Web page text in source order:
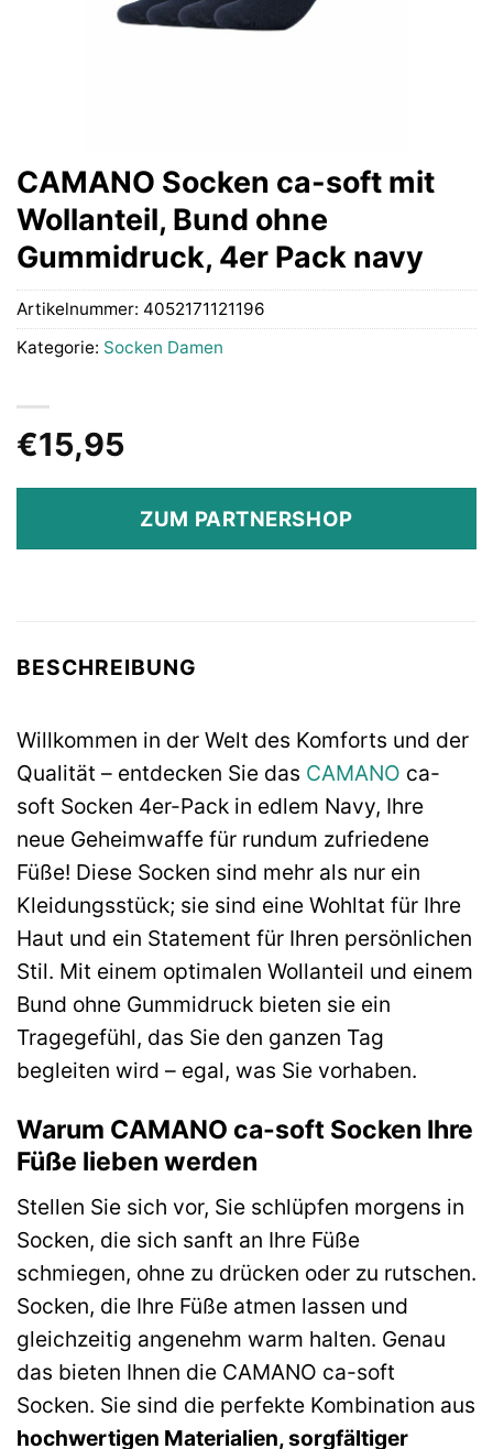
CAMANO Socken ca-soft mit
Wollanteil, Bund ohne
Gummidruck, 4er Pack navy
€15,95
ZUM PARTNERSHOP
Artikelnummer: 4052171121196
Kategorie: Socken Damen
BESCHREIBUNG
Willkommen in der Welt des Komforts und der
Qualität – entdecken Sie das CAMANO ca-
soft Socken 4er-Pack in edlem Navy, Ihre
neue Geheimwaffe für rundum zufriedene
Füße! Diese Socken sind mehr als nur ein
Kleidungsstück; sie sind eine Wohltat für Ihre
Haut und ein Statement für Ihren persönlichen
Stil. Mit einem optimalen Wollanteil und einem
Bund ohne Gummidruck bieten sie ein
Tragegefühl, das Sie den ganzen Tag
begleiten wird – egal, was Sie vorhaben.
Warum CAMANO ca-soft Socken Ihre
Füße lieben werden
Stellen Sie sich vor, Sie schlüpfen morgens in
Socken, die sich sanft an Ihre Füße
schmiegen, ohne zu drücken oder zu rutschen.
Socken, die Ihre Füße atmen lassen und
gleichzeitig angenehm warm halten. Genau
das bieten Ihnen die CAMANO ca-soft
Socken. Sie sind die perfekte Kombination aus
hochwertigen Materialien, sorgfältiger